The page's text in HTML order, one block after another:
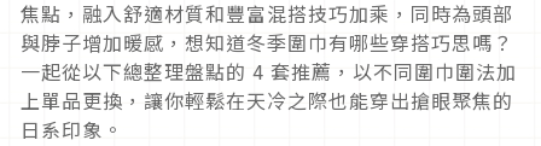
焦點，融入舒適材質和豐富混搭技巧加乘，同時為頭部
與脖子增加暖感，想知道冬季圍巾有哪些穿搭巧思嗎？
一起從以下總整理盤點的 4 套推薦，以不同圍巾圍法加
上單品更換，讓你輕鬆在天冷之際也能穿出搶眼聚焦的
日系印象。